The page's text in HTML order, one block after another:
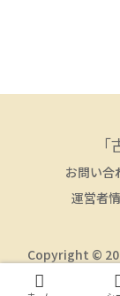
お問い合
運営者
Copyright ©